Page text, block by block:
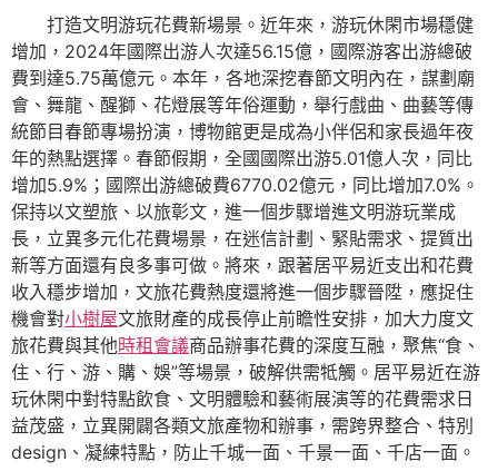
打造文明游玩花費新場景。近年來，游玩休閑市場穩健
增加，2024年國際出游人次達56.15億，國際游客出游總破
費到達5.75萬億元。本年，各地深挖春節文明內在，謀劃廟
會、舞龍、醒獅、花燈展等年俗運動，舉行戲曲、曲藝等傳
統節目春節專場扮演，博物館更是成為小伴侶和家長過年夜
年的熱點選擇。春節假期，全國國際出游5.01億人次，同比
增加5.9%；國際出游總破費6770.02億元，同比增加7.0%。
保持以文塑旅、以旅彰文，進一個步驟增進文明游玩業成
長，立異多元化花費場景，在迷信計劃、緊貼需求、提質出
新等方面還有良多事可做。將來，跟著居平易近支出和花費
收入穩步增加，文旅花費熱度還將進一個步驟晉陞，應捉住
機會對小樹屋文旅財產的成長停止前瞻性安排，加大力度文
旅花費與其他時租會議商品辦事花費的深度互融，聚焦“食、
住、行、游、購、娛”等場景，破解供需牴觸。居平易近在游
玩休閑中對特點飲食、文明體驗和藝術展演等的花費需求日
益茂盛，立異開闢各類文旅產物和辦事，需跨界整合、特別
design、凝練特點，防止千城一面、千景一面、千店一面。